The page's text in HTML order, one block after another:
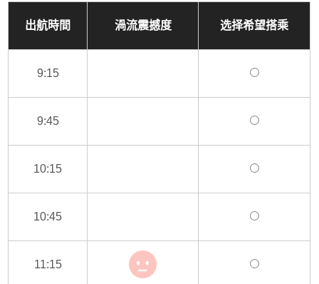
出航時間 渦流震撼度 选择希望搭乘
9:15
9:45
10:15
10:45
11:15